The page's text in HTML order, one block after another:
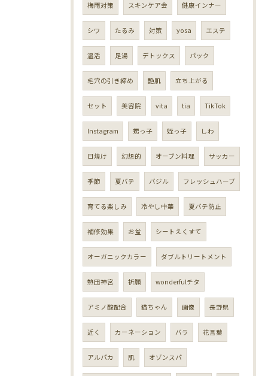
梅雨対策 スキンケア会 健康インナー
シワ たるみ 対策 yosa エステ
温活 足湯 デトックス パック
毛穴の引き締め 艶肌 立ち上がる
セット 美容院 vita tia TikTok
Instagram 甥っ子 姪っ子 しわ
日焼け 幻想的 オーブン料理 サッカー
季節 夏バテ バジル フレッシュハーブ
育てる楽しみ 冷やし中華 夏バテ防止
補修効果 お盆 シートえくすて
オーガニックカラー ダブルトリートメント
熱田神宮 祈願 wonderfulチタ
アミノ酸配合 猫ちゃん 画像 長野県
近く カーネーション バラ 花言葉
アルパカ 肌 オゾンスパ